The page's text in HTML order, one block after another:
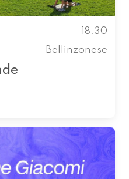
18.30
Bellinzonese